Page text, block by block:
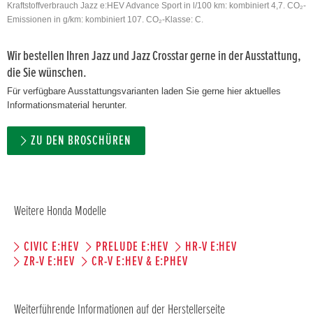
Kraftstoffverbrauch Jazz e:HEV Advance Sport in l/100 km: kombiniert 4,7. CO₂-
Emissionen in g/km: kombiniert 107. CO₂-Klasse: C.
Wir bestellen Ihren Jazz und Jazz Crosstar gerne in der Ausstattung,
die Sie wünschen.
Für verfügbare Ausstattungsvarianten laden Sie gerne hier aktuelles
Informationsmaterial herunter.
ZU DEN BROSCHÜREN
Weitere Honda Modelle
CIVIC E:HEV PRELUDE E:HEV
HR-V E:HEV
ZR-V E:HEV
CR-V E:HEV & E:PHEV
Weiterführende Informationen auf der Herstellerseite